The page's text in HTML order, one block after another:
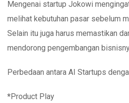
Mengenai startup Jokowi
melihat kebutuhan pasar sebelum
Selain itu juga harus memastikan
mendorong pengembangan
Perbedaan antara AI Startups
*Product Play